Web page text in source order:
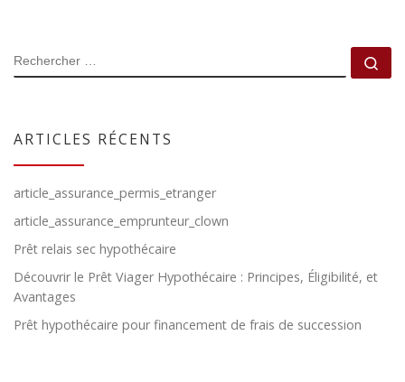
RECHERCHER
ARTICLES RÉCENTS
article_assurance_permis_etranger
article_assurance_emprunteur_clown
Prêt relais sec hypothécaire
Découvrir le Prêt Viager Hypothécaire : Principes, Éligibilité, et
Avantages
Prêt hypothécaire pour financement de frais de succession